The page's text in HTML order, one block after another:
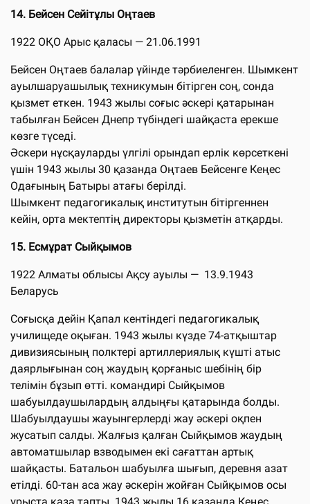
14. Бейсен Сейітұлы Оңтаев
1922 ОҚО Арыс қаласы — 21.06.1991
Бейсен Оңтаев балалар үйінде тәрбиеленген. Шымкент
ауылшаруашылық техникумын бітірген соң, сонда
қызмет еткен. 1943 жылы соғыс әскері қатарынан
табылған Бейсен Днепр түбіндегі шайқаста ерекше
көзге түседі.
Әскери нұсқауларды үлгілі орындап ерлік көрсеткені
үшін 1943 жылы 30 қазанда Оңтаев Бейсенге Кеңес
Одағының Батыры атағы берілді.
Шымкент педагогикалық институтын бітіргеннен
кейін, орта мектептің директоры қызметін атқарды.
15. Есмұрат Сыйқымов
1922 Алматы облысы Ақсу ауылы — 13.9.1943
Беларусь
Соғысқа дейін Қапал кентіндегі педагогикалық
училищеде оқыған. 1943 жылы күзде 74-атқыштар
дивизиясының полктері артиллериялық күшті атыс
даярлығынан соң жаудың қорғаныс шебінің бір
телімін бұзып өтті. командирі Сыйқымов
шабуылдаушылардың алдыңғы қатарында болды.
Шабуылдаушы жауынгерлерді жау әскері оқпен
жусатып салды. Жалғыз қалған Сыйқымов жаудың
автоматшылар взводымен екі сағаттан артық
шайқасты. Батальон шабуылға шығып, деревня азат
етілді. 60-тан аса жау әскерін жойған Сыйқымов осы